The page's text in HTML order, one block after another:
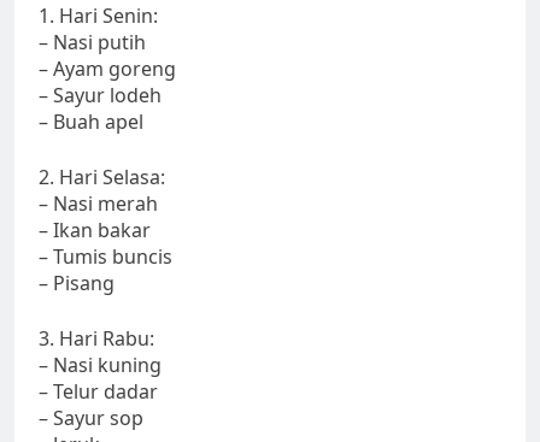
1. Hari Senin:
– Nasi putih
– Ayam goreng
– Sayur lodeh
– Buah apel
2. Hari Selasa:
– Nasi merah
– Ikan bakar
– Tumis buncis
– Pisang
3. Hari Rabu:
– Nasi kuning
– Telur dadar
– Sayur sop